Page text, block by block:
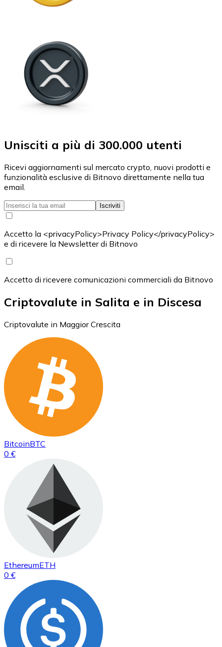
Unisciti a più di 300.000 utenti
Ricevi aggiornamenti sul mercato crypto, nuovi prodotti e
funzionalità esclusive di Bitnovo direttamente nella tua
email.
Iscriviti
Accetto la <privacyPolicy>Privacy Policy</privacyPolicy>
e di ricevere la Newsletter di Bitnovo
Accetto di ricevere comunicazioni commerciali da Bitnovo
Criptovalute in Salita e in Discesa
Criptovalute in Maggior Crescita
BitcoinBTC
0 €
EthereumETH
0 €